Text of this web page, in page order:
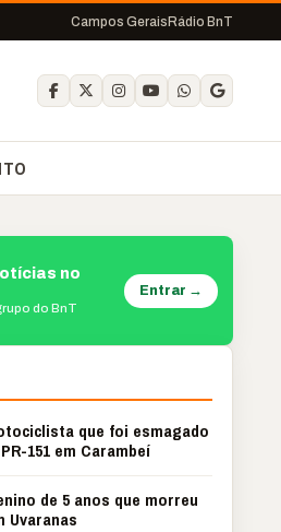
Campos Gerais Rádio BnT
no
do BnT
Entrar →
que foi esmagado
151 em Carambeí
de 5 anos que morreu
Uvaranas